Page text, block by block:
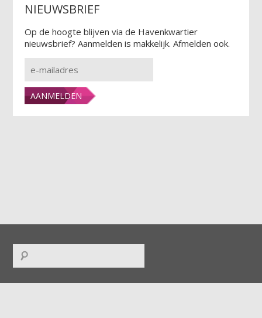
NIEUWSBRIEF
Op de hoogte blijven via de Havenkwartier
nieuwsbrief? Aanmelden is makkelijk. Afmelden ook.